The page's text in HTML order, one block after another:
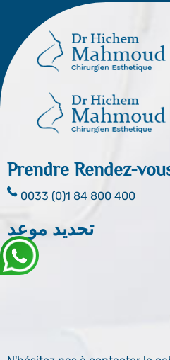
Prendre Rendez-
0033 (0)1 84 800 400
تحديد موعد